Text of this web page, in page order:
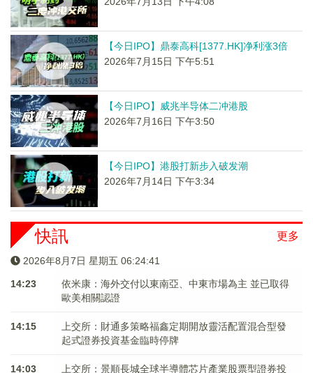
【今日IPO】鼎泰高科[1377.HK]净利涨3倍
2026年7月15日 下午5:51
【今日IPO】威兆半导体二冲港股
2026年7月16日 下午3:50
【今日IPO】港股打新步入破发潮
2026年7月14日 下午3:34
更多
快訊
2026年8月7日 星期五 06:24:42
14:23
依米康：海外交付以東南亞、中東市場為主 並已取得
歐美相關認證
14:15
上交所：財通多策略福鑫定期開放靈活配置混合型發
起式證券投資基金臨時停牌
14:03
上交所：景順長城全球半導體芯片產業股票型證券投